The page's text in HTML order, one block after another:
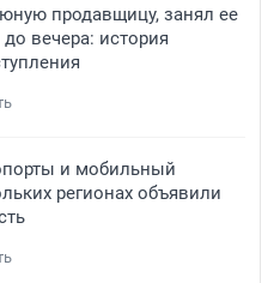
продавщицу, занял ее
вечера: история
и мобильный
регионах объявили